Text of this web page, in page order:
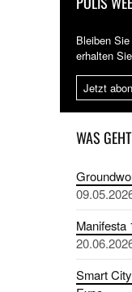
Bleiben
erhalten
Jetzt
WAS
Manifesta
Smart